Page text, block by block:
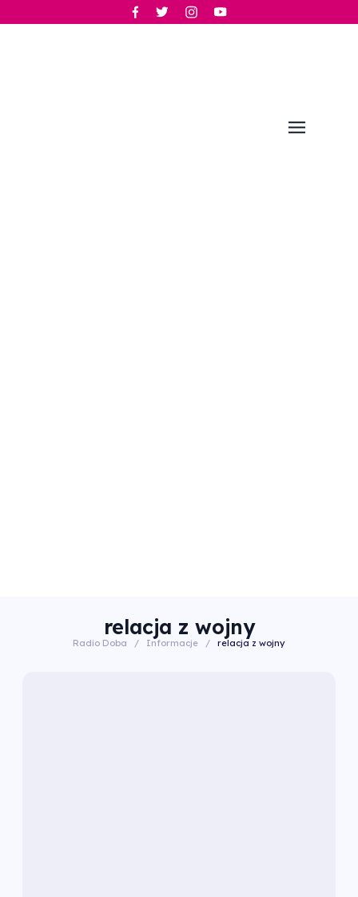
relacja z wojny
Radio Doba / Informacje / relacja z wojny